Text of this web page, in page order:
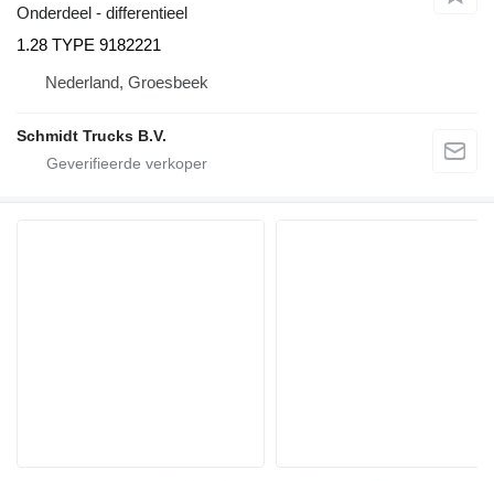
Onderdeel - differentieel
1.28 TYPE 9182221
Nederland, Groesbeek
Schmidt Trucks B.V.